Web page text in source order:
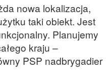
nowa lokalizacja,
taki obiekt. Jest
Planujemy
kraju –
PSP nadbrygadier